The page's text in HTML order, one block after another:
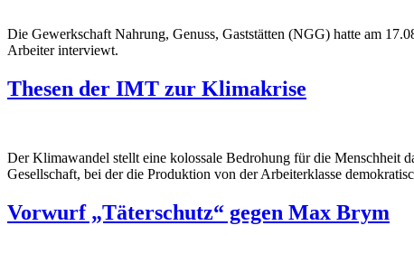
Die Gewerkschaft Nahrung, Genuss, Gaststätten (NGG) hatte am
Arbeiter interviewt.
Thesen der IMT zur Klimakrise
Der Klimawandel stellt eine kolossale Bedrohung für die Menschheit
Gesellschaft, bei der die Produktion von der Arbeiterklasse
Vorwurf „Täterschutz“ gegen Max Brym